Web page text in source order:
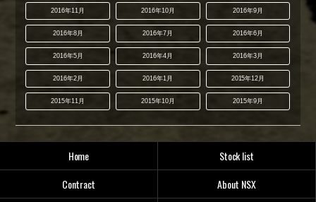
2016年11月 2016年10月 2016年9月
2016年8月 2016年7月 2016年6月
2016年5月 2016年4月 2016年3月
2016年2月 2016年1月 2015年12月
2015年11月 2015年10月 2015年9月
Home
Stock list
Contract
About NSX